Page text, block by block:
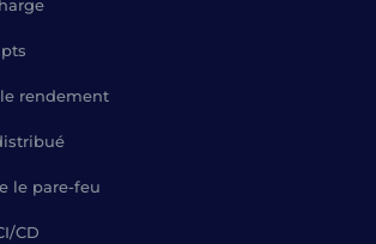
rendement
le pare-feu
CD